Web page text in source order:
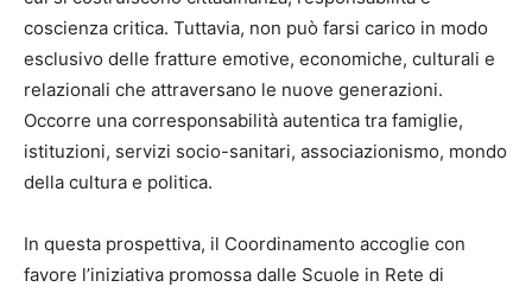
coscienza critica. Tuttavia, non può farsi carico in modo
esclusivo delle fratture emotive, economiche, culturali e
relazionali che attraversano le nuove generazioni.
Occorre una corresponsabilità autentica tra famiglie,
istituzioni, servizi socio-sanitari, associazionismo, mondo
della cultura e politica.
In questa prospettiva, il Coordinamento accoglie con
favore l’iniziativa promossa dalle Scuole in Rete di